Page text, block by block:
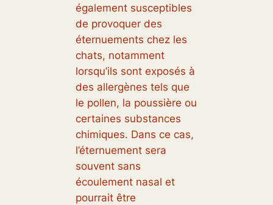
également susceptibles
de provoquer des
éternuements chez les
chats, notamment
lorsqu’ils sont exposés à
des allergènes tels que
le pollen, la poussière ou
certaines substances
chimiques. Dans ce cas,
l’éternuement sera
souvent sans
écoulement nasal et
pourrait être